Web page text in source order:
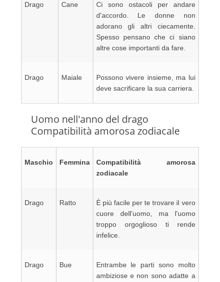
Drago Cane
Ci sono ostacoli per andare
d'accordo. Le donne non
adorano gli altri ciecamente.
Spesso pensano che ci siano
altre cose importanti da fare.
Drago Maiale
Possono vivere insieme, ma lui
deve sacrificare la sua carriera.
Uomo nell'anno del drago
Compatibilità amorosa zodiacale
Maschio Femmina
Compatibilità amorosa
zodiacale
Drago Ratto
È più facile per te trovare il vero
cuore dell'uomo, ma l'uomo
troppo orgoglioso ti rende
infelice.
Drago Bue
Entrambe le parti sono molto
ambiziose e non sono adatte a